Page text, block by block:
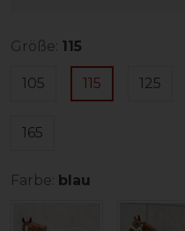
Größe: 115
105 115 125
165
Farbe: blau